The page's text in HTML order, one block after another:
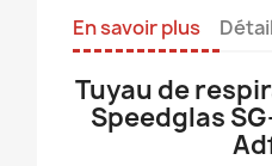
En savoir plus
Tuyau de
Speedglas